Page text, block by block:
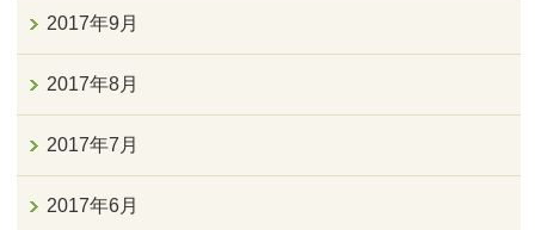
2017年9月
2017年8月
2017年7月
2017年6月